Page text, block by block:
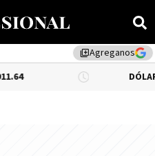
library_addAgreganos
DÓLAR BNA